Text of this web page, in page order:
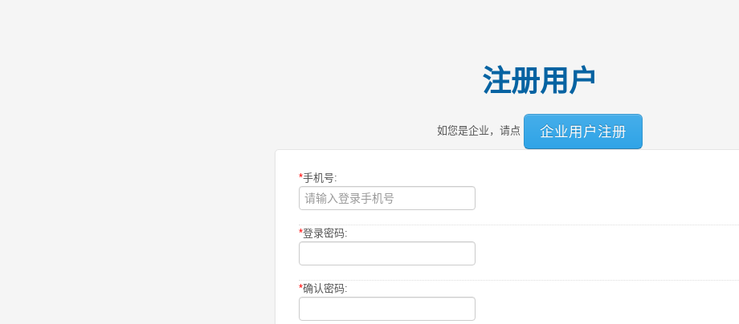
注册用户
如您是企业，请点 企业用户注册
*手机号:
*登录密码:
*确认密码: